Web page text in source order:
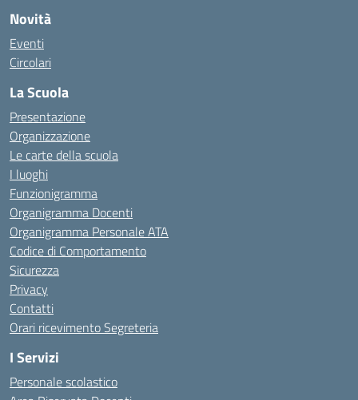
Novità
Eventi
Circolari
La Scuola
Presentazione
Organizzazione
Le carte della scuola
I luoghi
Funzionigramma
Organigramma Docenti
Organigramma Personale ATA
Codice di Comportamento
Sicurezza
Privacy
Contatti
Orari ricevimento Segreteria
I Servizi
Personale scolastico